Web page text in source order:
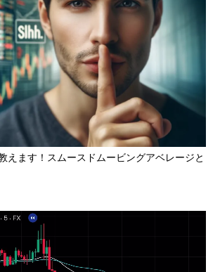
えます！スムースドムービングアベレージと